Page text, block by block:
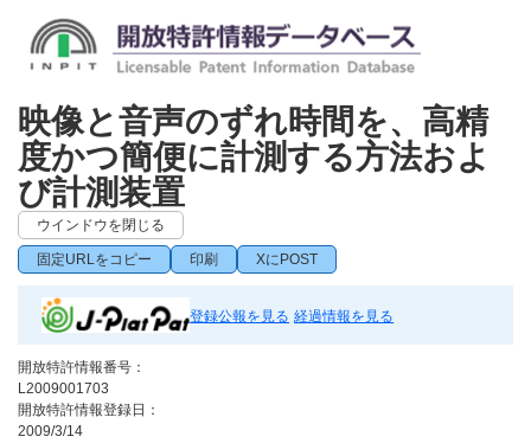
映像と音声のずれ時間を、高精
度かつ簡便に計測する方法およ
び計測装置
ウインドウを閉じる
固定URLをコピー 印刷 XにPOST
登録公報を見る 経過情報を見る
開放特許情報番号：
L2009001703
開放特許情報登録日：
2009/3/14